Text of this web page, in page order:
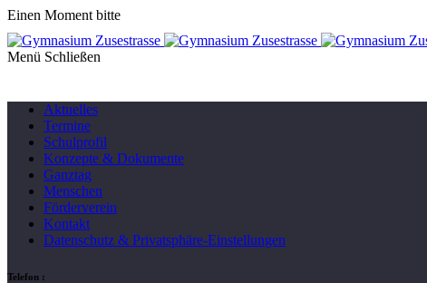
Einen Moment bitte
Menü
Aktuelles
Termine
Schulprofil
Konzepte & Dokumente
Ganztag
Menschen
Förderverein
Kontakt
Datenschutz & Privatsphäre-Einstellungen
Telefon :